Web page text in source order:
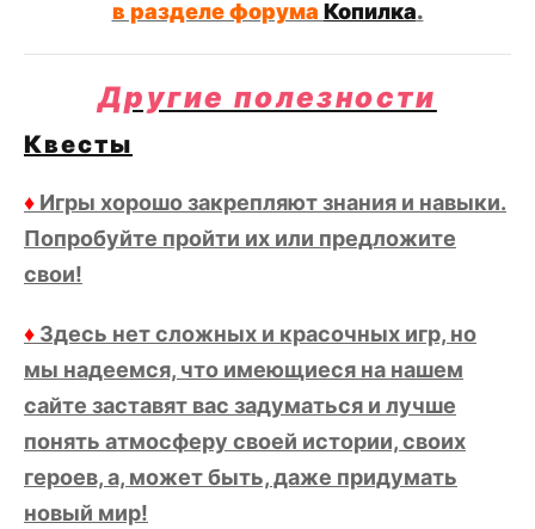
в разделе форума Копилка.
Другие полезности
Квесты
♦ Игры хорошо закрепляют знания и навыки.
Попробуйте пройти их или предложите
свои!
♦ Здесь нет сложных и красочных игр, но
мы надеемся, что имеющиеся на нашем
сайте заставят вас задуматься и лучше
понять атмосферу своей истории, своих
героев, а, может быть, даже придумать
новый мир!